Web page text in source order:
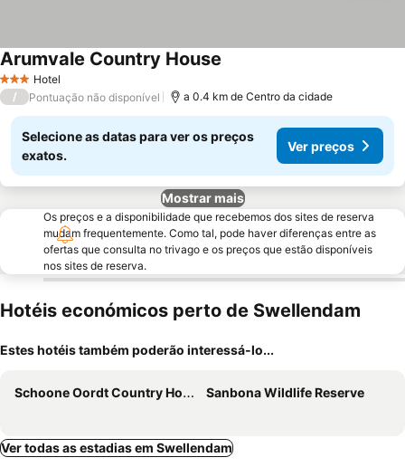
3 EstrelasHotel
Arumvale Country House
/ Pontuação não disponível a 0.4 km de Centro da cidade
Selecione as datas para ver os preços
exatos.
Ver preços
Mostrar mais
Os preços e a disponibilidade que recebemos dos sites de reserva
mudam frequentemente. Como tal, pode haver diferenças entre as
ofertas que consulta no trivago e os preços que estão disponíveis
nos sites de reserva.
Hotéis económicos perto de Swellendam
Estes hotéis também poderão interessá-lo...
Schoone Oordt Country House Sanbona Wildlife Reserve
Ver todas as estadias em Swellendam